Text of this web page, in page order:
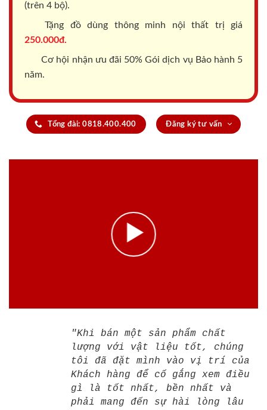
(trên 4 bộ).
Tặng đồ dùng thông minh nội thất trị giá
250.000đ.
Cơ hội nhận ưu đãi 50% Gói dịch vụ Bảo hành 5
năm.
Tổng đài: 0818.400.400 Đăng ký tư vấn
"Khi bán một sản phẩm chất
lượng với vật liệu tốt, chúng
tôi đã đặt mình vào vị trí của
Khách hàng để cố gắng xem điều
gì là tốt nhất, bền nhất và
phải mang đến sự hài lòng lâu